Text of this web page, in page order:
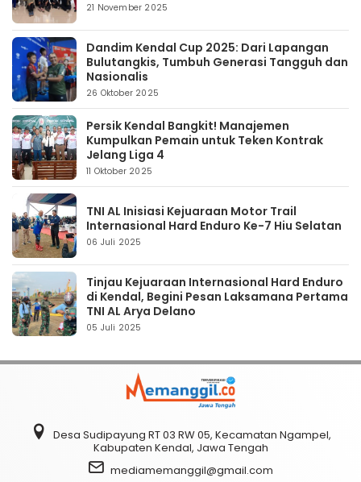
21 November 2025
Dandim Kendal Cup 2025: Dari Lapangan
Bulutangkis, Tumbuh Generasi Tangguh dan
Nasionalis
26 Oktober 2025
Persik Kendal Bangkit! Manajemen
Kumpulkan Pemain untuk Teken Kontrak
Jelang Liga 4
11 Oktober 2025
TNI AL Inisiasi Kejuaraan Motor Trail
Internasional Hard Enduro Ke-7 Hiu Selatan
06 Juli 2025
Tinjau Kejuaraan Internasional Hard Enduro
di Kendal, Begini Pesan Laksamana Pertama
TNI AL Arya Delano
05 Juli 2025
Desa Sudipayung RT 03 RW 05, Kecamatan Ngampel,
Kabupaten Kendal, Jawa Tengah
mediamemanggil@gmail.com